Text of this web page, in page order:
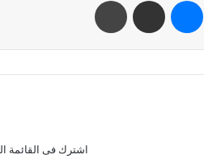
اشترك فى القائمة